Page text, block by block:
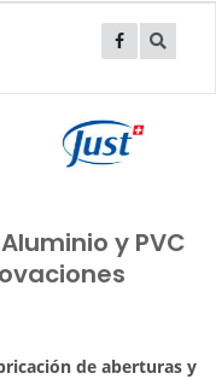
y PVC
de aberturas y